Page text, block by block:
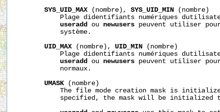
SYS_UID_MAX (nombre), SYS_UID_MIN (nombre)
Plage didentifiants numériques
useradd ou newusers peuvent utiliser
           système.
UID_MAX (nombre), UID_MIN (nombre)
Plage didentifiants numériques
useradd ou newusers peuvent utiliser
           normaux.
UMASK (nombre)
The file mode creation mask is
specified, the mask will be initialized